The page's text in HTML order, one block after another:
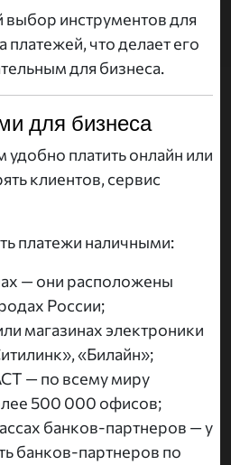
выбор инструментов для
платежей, что делает его
для бизнеса.
для бизнеса
платить онлайн или
клиентов, сервис
платежи наличными:
— они расположены
России;
магазинах электроники
«Билайн»;
— по всему миру
500 000 офисов;
банков-партнеров — у
банков-партнеров по